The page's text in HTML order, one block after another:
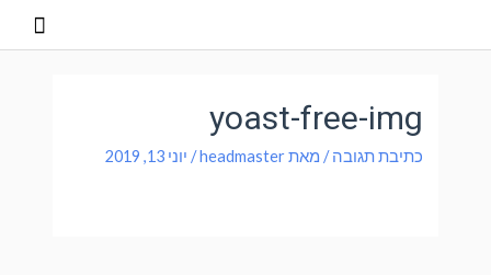
yoast-free-img
כתיבת תגובה / מאתheadmaster
/ יוני 13, 2019